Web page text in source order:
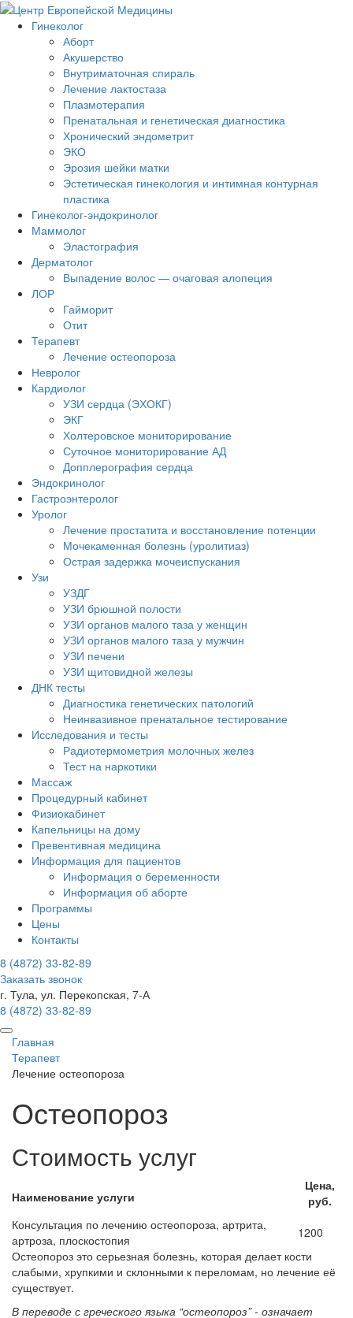
Гинеколог
Аборт
Акушерство
Внутриматочная спираль
Лечение лактостаза
Плазмотерапия
Пренатальная и генетическая диагностика
Хронический эндометрит
ЭКО
Эрозия шейки матки
Эстетическая гинекология и интимная контурная
пластика
Гинеколог-эндокринолог
Маммолог
Эластография
Дерматолог
Выпадение волос — очаговая алопеция
ЛОР
Гайморит
Отит
Терапевт
Лечение остеопороза
Невролог
Кардиолог
УЗИ сердца (ЭХОКГ)
ЭКГ
Холтеровское мониторирование
Суточное мониторирование АД
Допплерография сердца
Эндокринолог
Гастроэнтеролог
Уролог
Лечение простатита и восстановление потенции
Мочекаменная болезнь (уролитиаз)
Острая задержка мочеиспускания
Узи
УЗДГ
УЗИ брюшной полости
УЗИ органов малого таза у женщин
УЗИ органов малого таза у мужчин
УЗИ печени
УЗИ щитовидной железы
ДНК тесты
Диагностика генетических патологий
Неинвазивное пренатальное тестирование
Исследования и тесты
Радиотермометрия молочных желез
Тест на наркотики
Массаж
Процедурный кабинет
Физиокабинет
Капельницы на дому
Превентивная медицина
Информация для пациентов
Информация о беременности
Информация об аборте
Программы
Цены
Контакты
8 (4872) 33-82-89
Заказать звонок
г. Тула, ул. Перекопская, 7-А
8 (4872) 33-82-89
Главная
Терапевт
Лечение остеопороза
Остеопороз
Стоимость услуг
Наименование услуги
Цена,
руб.
Консультация по лечению остеопороза, артрита,
артроза, плоскостопия
1200
Остеопороз это серьезная болезнь, которая делает кости
слабыми, хрупкими и склонными к переломам, но лечение её
существует.
В переводе с греческого языка “остеопороз” - означает